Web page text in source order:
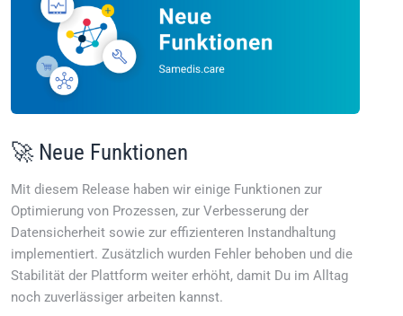
🚀 Neue Funktionen
Mit diesem Release haben wir einige Funktionen zur
Optimierung von Prozessen, zur Verbesserung der
Datensicherheit sowie zur effizienteren Instandhaltung
implementiert. Zusätzlich wurden Fehler behoben und die
Stabilität der Plattform weiter erhöht, damit Du im Alltag
noch zuverlässiger arbeiten kannst.